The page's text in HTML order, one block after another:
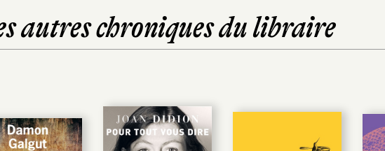
autres chroniques du libraire